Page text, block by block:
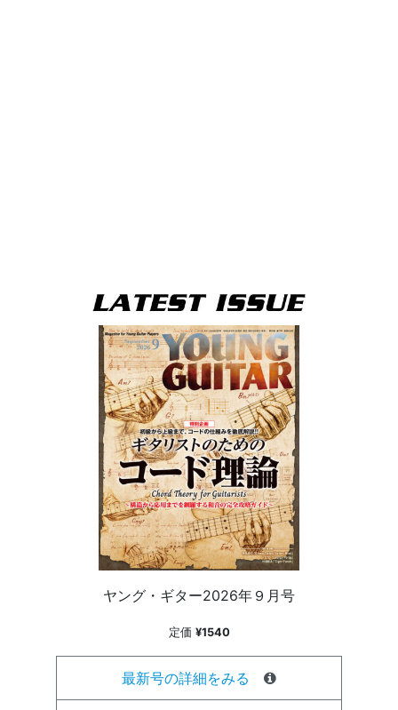
ヤング・ギター2026年９月号
定価 ¥1540
最新号の詳細をみる